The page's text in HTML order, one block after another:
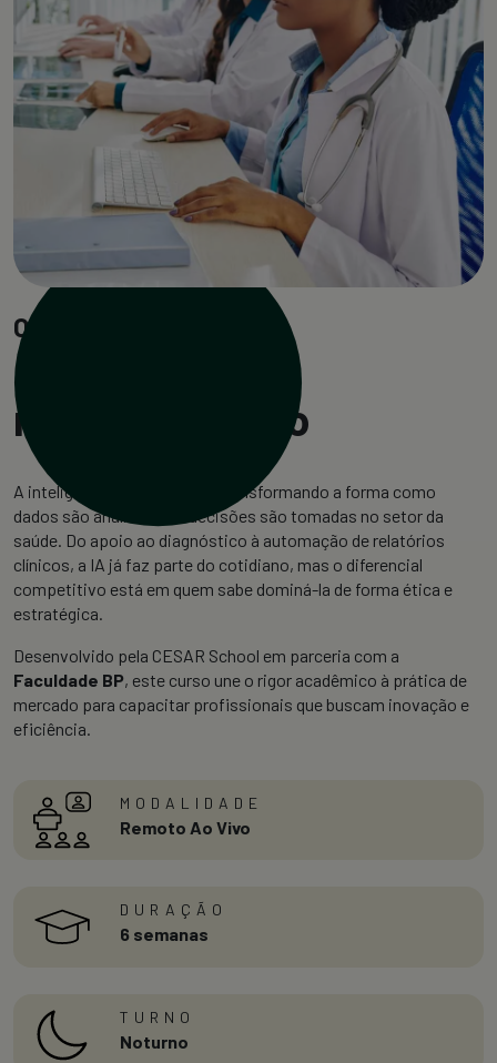
O CURSO E SEU
contexto
mercadológico
A inteligência artificial está transformando a forma como
dados são analisados e decisões são tomadas no setor da
saúde. Do apoio ao diagnóstico à automação de relatórios
clínicos, a IA já faz parte do cotidiano, mas o diferencial
competitivo está em quem sabe dominá-la de forma ética e
estratégica.
Desenvolvido pela CESAR School em parceria com a
Faculdade BP, este curso une o rigor acadêmico à prática de
mercado para capacitar profissionais que buscam inovação e
eficiência.
MODALIDADE
Remoto Ao Vivo
DURAÇÃO
6 semanas
TURNO
Noturno